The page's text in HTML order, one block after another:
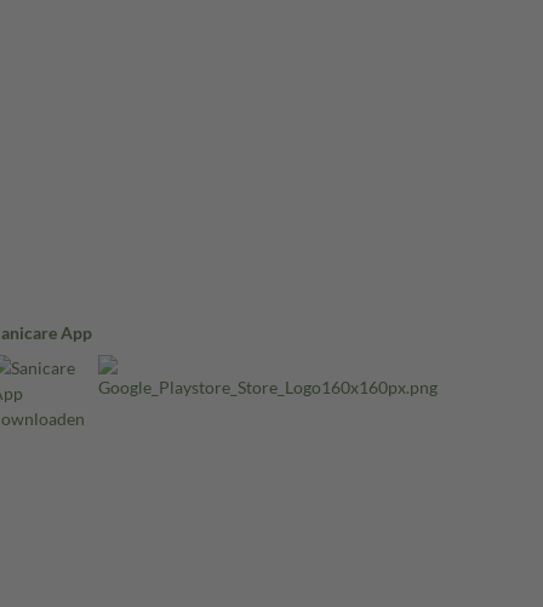
App